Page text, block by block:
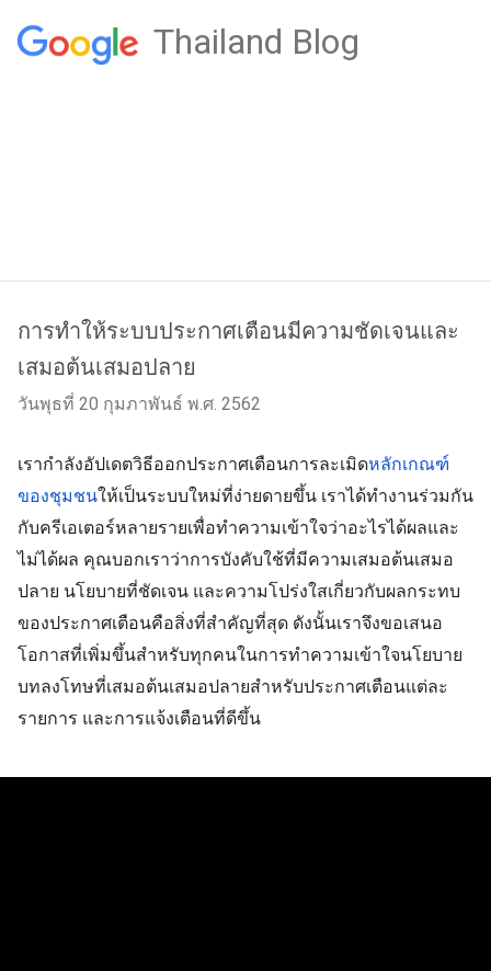
Thailand Blog
การทำให้ระบบประกาศเตือนมีความชัดเจนและ
เสมอต้นเสมอปลาย
วันพุธที่ 20 กุมภาพันธ์ พ.ศ. 2562
เรากำลังอัปเดตวิธีออกประกาศเตือนการละเมิดหลักเกณฑ์
ของชุมชน ให้เป็นระบบใหม่ที่ง่ายดายขึ้น เราได้ทำงานร่วมกัน
กับครีเอเตอร์หลายรายเพื่อทำความเข้าใจว่าอะไรได้ผลและ
ไม่ได้ผล คุณบอกเราว่าการบังคับใช้ที่มีความเสมอต้นเสมอ
ปลาย นโยบายที่ชัดเจน และความโปร่งใสเกี่ยวกับผลกระทบ
ของประกาศเตือนคือสิ่งที่สำคัญที่สุด ดังนั้นเราจึงขอเสนอ
โอกาสที่เพิ่มขึ้นสำหรับทุกคนในการทำความเข้าใจนโยบาย
บทลงโทษที่เสมอต้นเสมอปลายสำหรับประกาศเตือนแต่ละ
รายการ และการแจ้งเตือนที่ดีขึ้น